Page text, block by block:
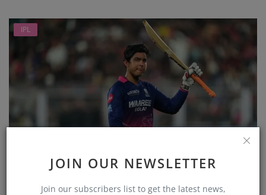
JOIN OUR NEWSLETTER
Join our subscribers list to get the latest news,
IPL
एक और दिन, IPL में वैभव सूर्यवंशी (Vaibhav Sooryavanshi...
Jyoti Pandey Apr 11, 2026 0 475